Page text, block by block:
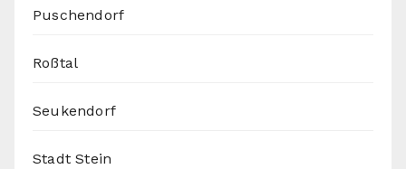
Puschendorf
Roßtal
Seukendorf
Stadt Stein